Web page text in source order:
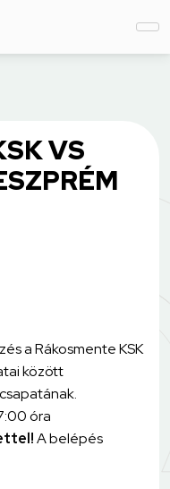
VS
a Rákosmente KSK
között
óra
A belépés